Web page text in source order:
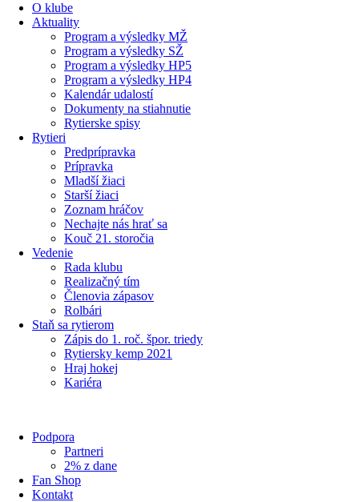
O klube
Aktuality
Program a výsledky MŽ
Program a výsledky SŽ
Program a výsledky HP5
Program a výsledky HP4
Kalendár udalostí
Dokumenty na stiahnutie
Rytierske spisy
Rytieri
Predprípravka
Prípravka
Mladší žiaci
Starší žiaci
Zoznam hráčov
Nechajte nás hrať sa
Kouč 21. storočia
Vedenie
Rada klubu
Realizačný tím
Členovia zápasov
Rolbári
Staň sa rytierom
Zápis do 1. roč. špor. triedy
Rytiersky kemp 2021
Hraj hokej
Kariéra
Podpora
Partneri
2% z dane
Fan Shop
Kontakt